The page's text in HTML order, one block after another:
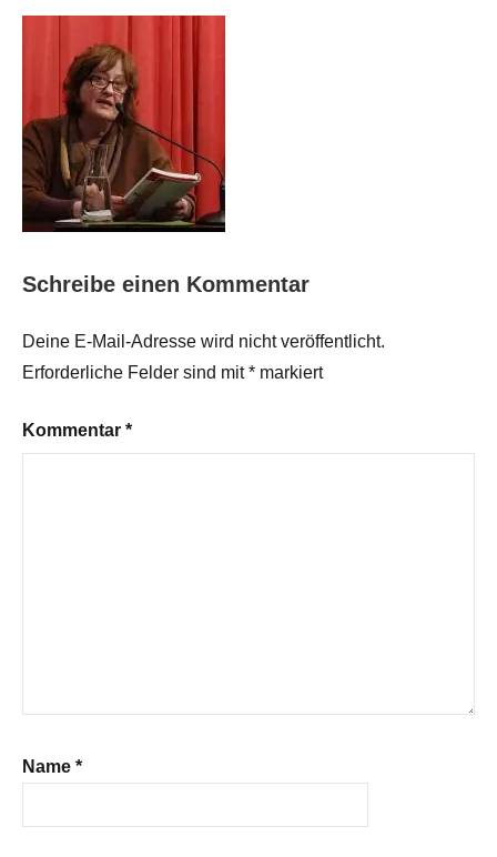
Schreibe einen Kommentar
Deine E-Mail-Adresse wird nicht veröffentlicht.
Erforderliche Felder sind mit* markiert
Kommentar *
Name *